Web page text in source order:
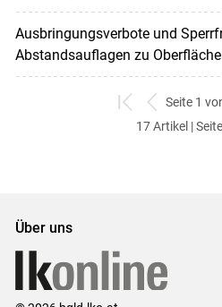
Ausbringungsverbote und
Abstandsauflagen zu
zum
ersten
zurück
zum
Seite 1
17 Artikel |
Über uns